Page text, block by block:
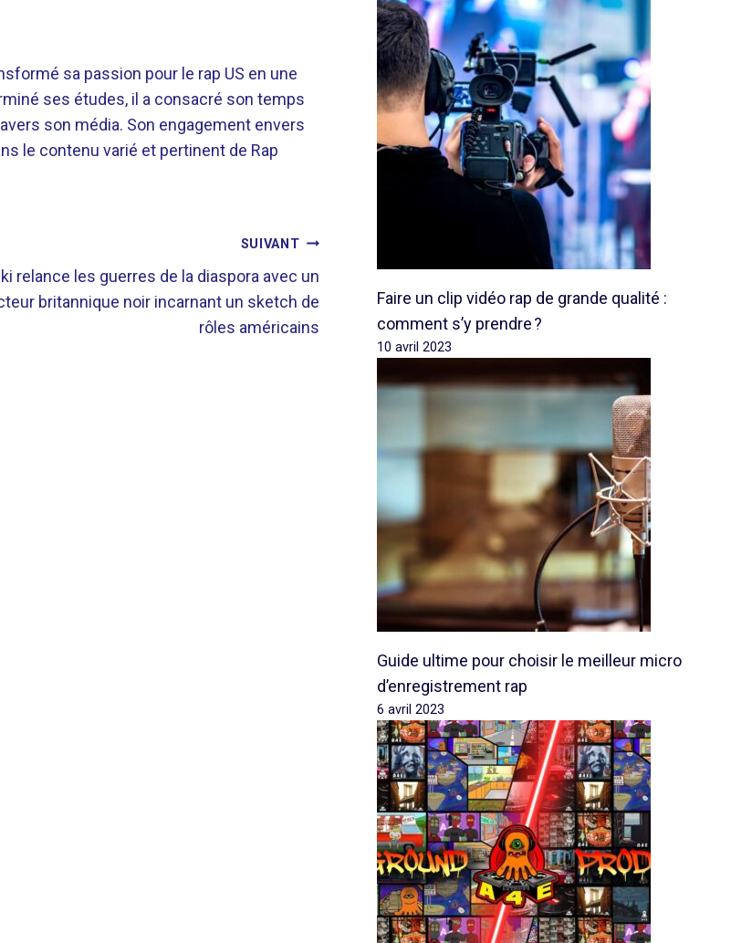
sa passion pour le rap US en une
ses études, il a consacré son temps
son média. Son engagement envers
le contenu varié et pertinent de Rap
SUIVANT
relance les guerres de la diaspora avec un
britannique noir incarnant un sketch de
rôles américains
Faire un clip vidéo rap de grande qualité :
comment s’y prendre ?
10 avril 2023
Guide ultime pour choisir le meilleur micro
d’enregistrement rap
6 avril 2023